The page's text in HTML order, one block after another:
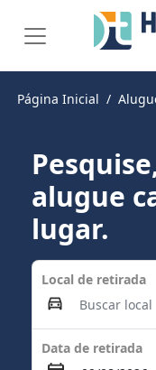
Página Inicial
alugue
lugar.
Local de retirada
Data de retirada